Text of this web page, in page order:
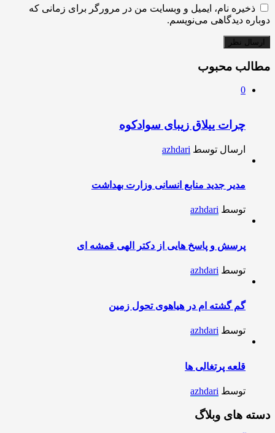
ذخیره نام، ایمیل و وبسایت من در مرورگر برای زمانی که
دوباره دیدگاهی می‌نویسم.
مطالب محبوب
0
چرات ییلاق زیبای سوادکوه
ارسال توسط azhdari
مدیر جدید منابع انسانی وزارت بهداشت
توسط azhdari
پرسش و پاسخ هایی از دکتر الهی قمشه ای
توسط azhdari
گم گشته ام در هیاهوی تحول زمین
توسط azhdari
قلعه پرتغالی ها
توسط azhdari
دسته های وبلاگ